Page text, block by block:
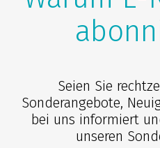
Seien Sie
Sonderangebote,
bei uns informiert
unseren